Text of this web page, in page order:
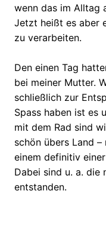
wenn das im Alltag
Jetzt heißt es aber
zu verarbeiten.
Den einen Tag
bei meiner Mutter.
schließlich zur
Spass haben ist es
mit dem Rad sind
schön übers Land
einem definitiv
Dabei sind u. a. die
entstanden.